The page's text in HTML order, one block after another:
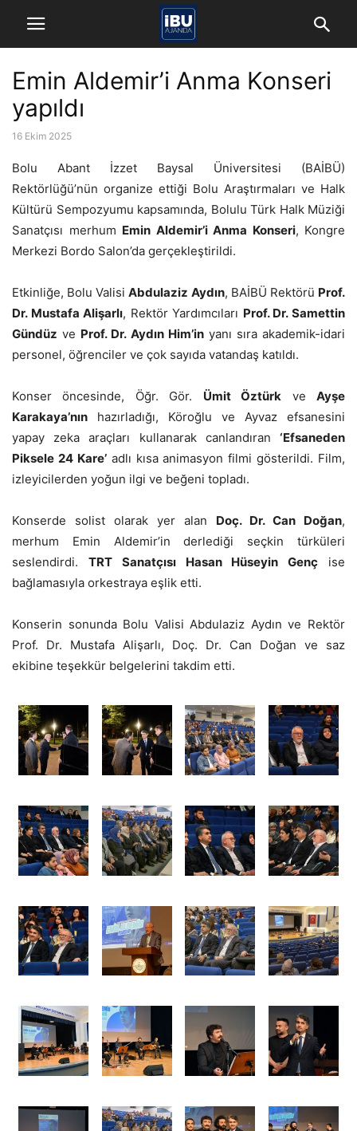
Emin Aldemir’i Anma Konseri
yapıldı
16 Ekim 2025
Bolu Abant İzzet Baysal Üniversitesi (BAİBÜ)
Rektörlüğü’nün organize ettiği Bolu Araştırmaları ve Halk
Kültürü Sempozyumu kapsamında, Bolulu Türk Halk Müziği
Sanatçısı merhum Emin Aldemir’i Anma Konseri, Kongre
Merkezi Bordo Salon’da gerçekleştirildi.
Etkinliğe, Bolu ValisiAbdulaziz Aydın, BAİBÜ Rektörü Prof.
Dr. Mustafa Alişarlı, Rektör Yardımcıları Prof. Dr. Samettin
Gündüz ve Prof. Dr. Aydın Him’inyanı sıra akademik-idari
personel, öğrenciler ve çok sayıda vatandaş katıldı.
Konser öncesinde, Öğr. Gör. Ümit Öztürk veAyşe
Karakaya’nın hazırladığı, Köroğlu ve Ayvaz efsanesini
yapay zeka araçları kullanarak canlandıran ‘Efsaneden
Piksele 24 Kare’adlı kısa animasyon filmi gösterildi. Film,
izleyicilerden yoğun ilgi ve beğeni topladı.
Konserde solist olarak yer alan Doç. Dr. Can Doğan,
merhum Emin Aldemir’in derlediği seçkin türküleri
seslendirdi. TRT Sanatçısı Hasan Hüseyin Genç ise
bağlamasıyla orkestraya eşlik etti.
Konserin sonunda Bolu Valisi Abdulaziz Aydın ve Rektör
Prof. Dr. Mustafa Alişarlı, Doç. Dr. Can Doğan ve saz
ekibine teşekkür belgelerini takdim etti.